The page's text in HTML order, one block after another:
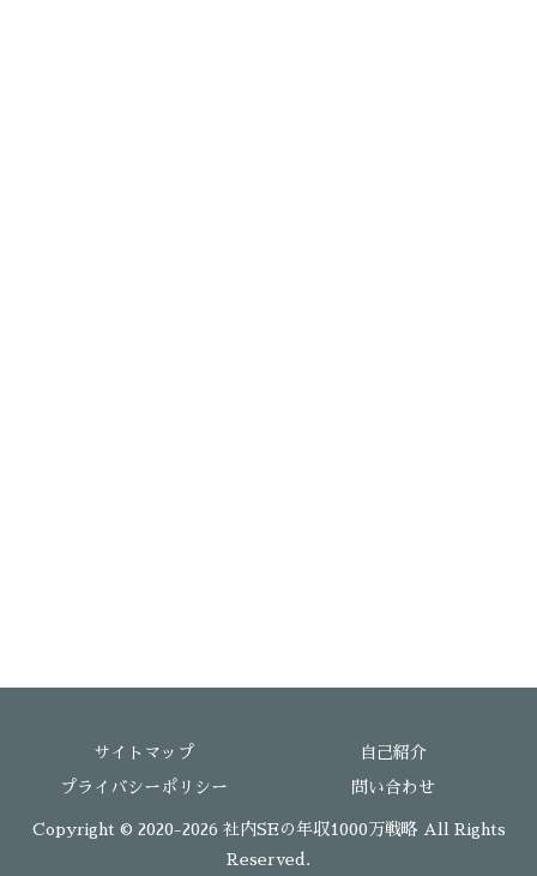
サイトマップ 自己紹介
プライバシーポリシー 問い合わせ
Copyright © 2020-2026 社内SEの年収1000万戦略 All Rights
Reserved.